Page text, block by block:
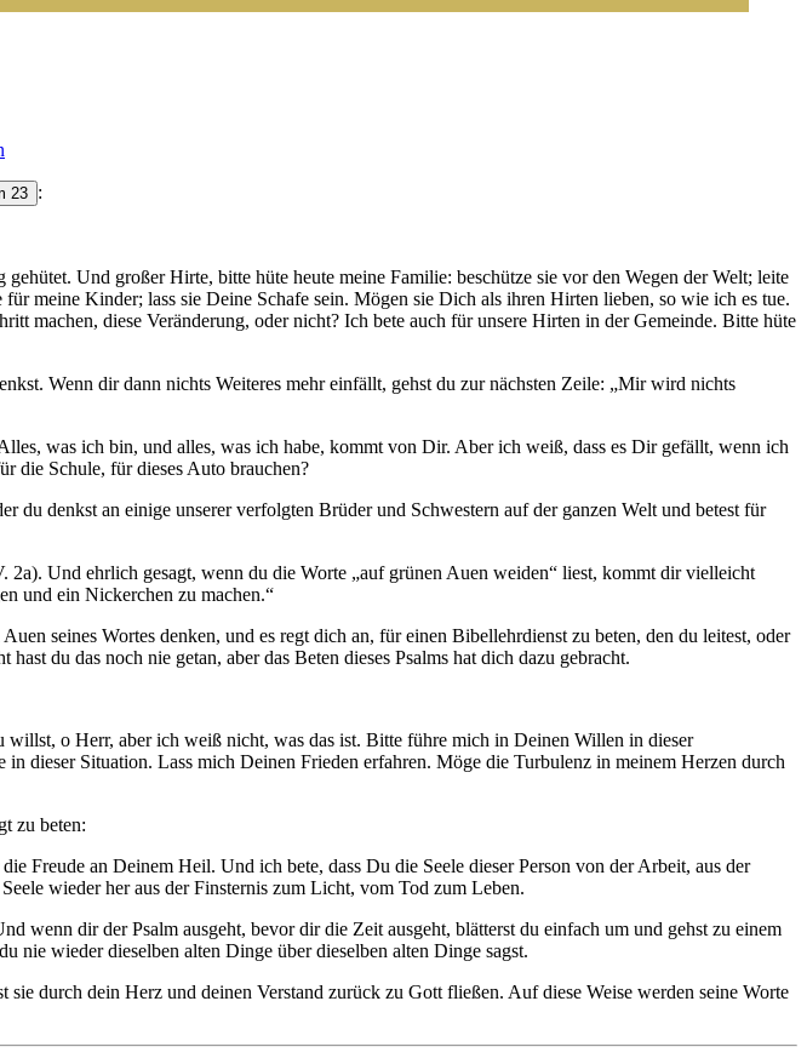
23 :
Und großer Hirte, bitte hüte heute meine Familie: beschütze sie vor den Wegen der Welt; leite
meine Kinder; lass sie Deine Schafe sein. Mögen sie Dich als ihren Hirten lieben, so wie ich es tue.
machen, diese Veränderung, oder nicht? Ich bete auch für unsere Hirten in der Gemeinde. Bitte hüte
Wenn dir dann nichts Weiteres mehr einfällt, gehst du zur nächsten Zeile: „Mir wird nichts
was ich bin, und alles, was ich habe, kommt von Dir. Aber ich weiß, dass es Dir gefällt, wenn ich
die Schule, für dieses Auto brauchen?
denkst an einige unserer verfolgten Brüder und Schwestern auf der ganzen Welt und betest für
Und ehrlich gesagt, wenn du die Worte „auf grünen Auen weiden“ liest, kommt dir vielleicht
und ein Nickerchen zu machen.“
seines Wortes denken, und es regt dich an, für einen Bibellehrdienst zu beten, den du leitest, oder
du das noch nie getan, aber das Beten dieses Psalms hat dich dazu gebracht.
o Herr, aber ich weiß nicht, was das ist. Bitte führe mich in Deinen Willen in dieser
dieser Situation. Lass mich Deinen Frieden erfahren. Möge die Turbulenz in meinem Herzen durch
zu beten:
Freude an Deinem Heil. Und ich bete, dass Du die Seele dieser Person von der Arbeit, aus der
wieder her aus der Finsternis zum Licht, vom Tod zum Leben.
wenn dir der Psalm ausgeht, bevor dir die Zeit ausgeht, blätterst du einfach um und gehst zu einem
nie wieder dieselben alten Dinge über dieselben alten Dinge sagst.
durch dein Herz und deinen Verstand zurück zu Gott fließen. Auf diese Weise werden seine Worte